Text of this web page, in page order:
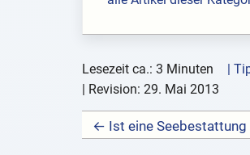
Lesezeit ca.: 3 Minuten |
| Revision: 29. Mai 2013
← Ist eine Seebestattung